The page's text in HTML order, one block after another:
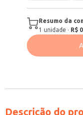
Resumo da
1 unidade · R$
Descrição do